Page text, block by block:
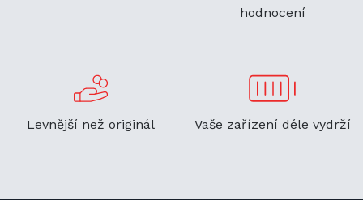
hodnocení
Levnější než originál Vaše zařízení déle vydrží